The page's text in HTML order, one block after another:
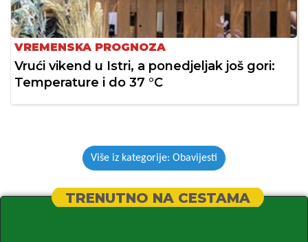
VREMENSKA PROGNOZA
Vrući vikend u Istri, a ponedjeljak još gori:
Temperature i do 37 °C
Više iz kategorije: Obavijesti
TRENUTNO NA CESTAMA